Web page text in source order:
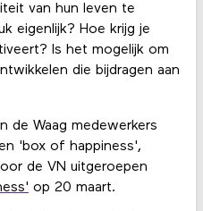
van hun leven te
eigenlijk? Hoe krijg je
Is het mogelijk om
die bijdragen aan
de Waag medewerkers
'box of happiness',
de VN uitgeroepen
op 20 maart.